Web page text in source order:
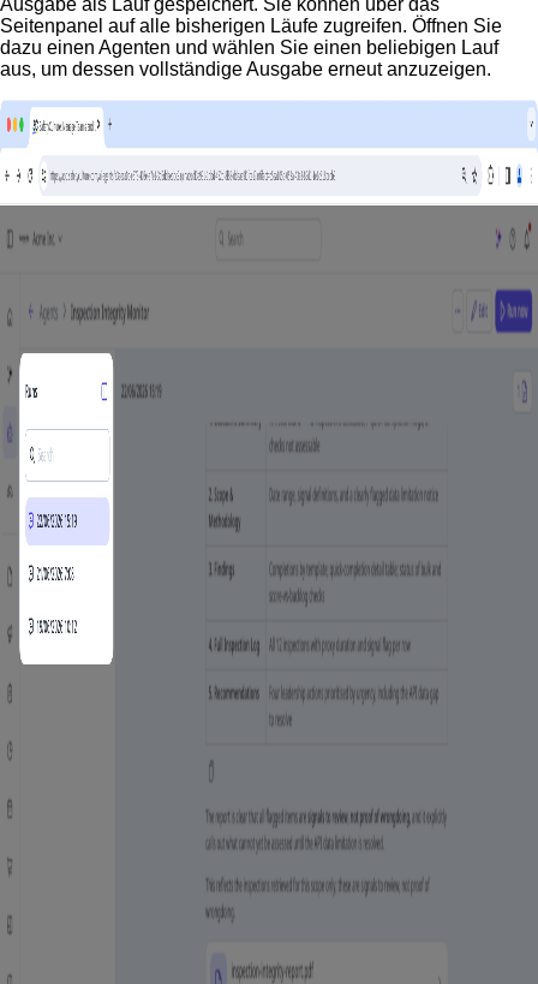
Ausgabe als Lauf gespeichert. Sie können über das
Seitenpanel auf alle bisherigen Läufe zugreifen. Öffnen Sie
dazu einen Agenten und wählen Sie einen beliebigen Lauf
aus, um dessen vollständige Ausgabe erneut anzuzeigen.